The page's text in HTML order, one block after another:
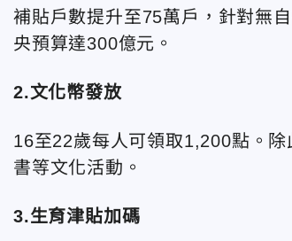
補貼戶數提升至75萬戶，針對無
央預算達300億元。
2.文化幣發放
16至22歲每人可領取1,200點。
書等文化活動。
3.生育津貼加碼